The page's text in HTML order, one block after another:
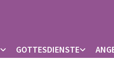
GOTTESDIENSTE